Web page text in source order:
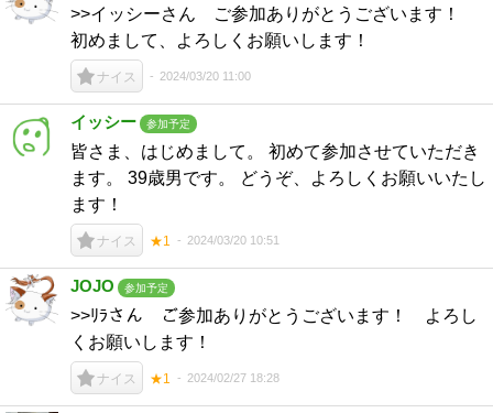
>>イッシーさん ご参加ありがとうございます！
初めまして、よろしくお願いします！
ナイス 2024/03/20 11:00
イッシー 参加予定
皆さま、はじめまして。 初めて参加させていただき
ます。 39歳男です。 どうぞ、よろしくお願いいたし
ます！
ナイス ★1 2024/03/20 10:51
JOJO 参加予定
>>ﾘﾗさん ご参加ありがとうございます！ よろし
くお願いします！
ナイス ★1 2024/02/27 18:28